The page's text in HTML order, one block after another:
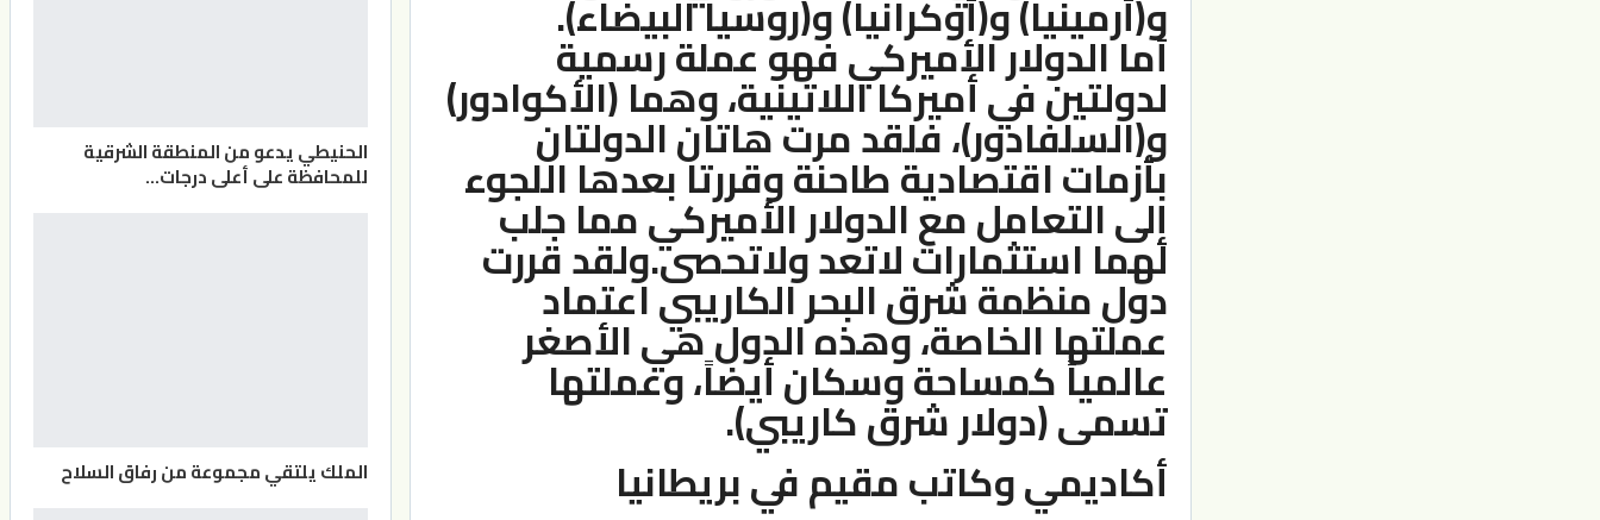
و(أرمينيا) و(أوكرانيا) و(روسيا البيضاء).
أما الدولار الأميركي فهو عملة رسمية
لدولتين في أميركا اللاتينية، وهما (الأكوادور)
و(السلفادور)، فلقد مرت هاتان الدولتان
بأزمات اقتصادية طاحنة وقررتا بعدها اللجوء
إلى التعامل مع الدولار الأميركي مما جلب
لهما استثمارات لاتعد ولاتحصى.ولقد قررت
دول منظمة شرق البحر الكاريبي اعتماد
عملتها الخاصة، وهذه الدول هي الأصغر
عالمياً كمساحة وسكان أيضاً، وعملتها
تسمى (دولار شرق كاريبي).
أكاديمي وكاتب مقيم في بريطانيا
الحنيطي يدعو من المنطقة الشرقية
للمحافظة على أعلى درجات…
الملك يلتقي مجموعة من رفاق السلاح